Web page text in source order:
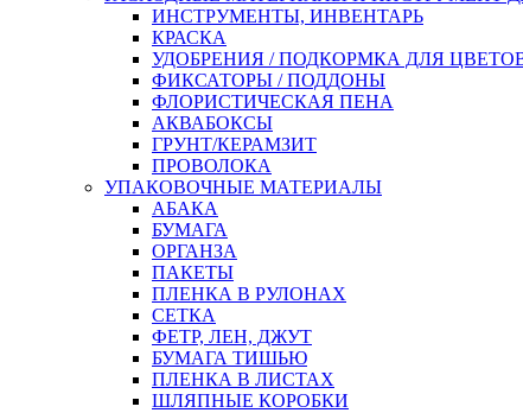
ИНСТРУМЕНТЫ, ИНВЕНТАРЬ
КРАСКА
УДОБРЕНИЯ / ПОДКОРМКА ДЛЯ
ФИКСАТОРЫ / ПОДДОНЫ
ФЛОРИСТИЧЕСКАЯ ПЕНА
АКВАБОКСЫ
ГРУНТ/КЕРАМЗИТ
ПРОВОЛОКА
УПАКОВОЧНЫЕ МАТЕРИАЛЫ
АБАКА
БУМАГА
ОРГАНЗА
ПАКЕТЫ
ПЛЕНКА В РУЛОНАХ
СЕТКА
ФЕТР, ЛЕН, ДЖУТ
БУМАГА ТИШЬЮ
ПЛЕНКА В ЛИСТАХ
ШЛЯПНЫЕ КОРОБКИ